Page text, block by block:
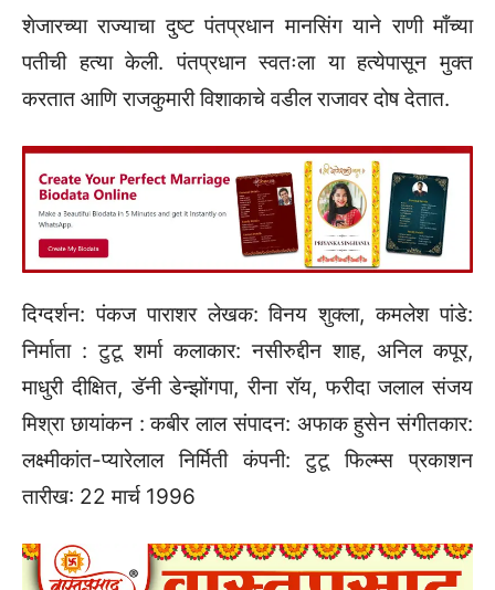
शेजारच्या राज्याचा दुष्ट पंतप्रधान मानसिंग याने राणी माँच्या
पतीची हत्या केली. पंतप्रधान स्वतःला या हत्येपासून मुक्त
करतात आणि राजकुमारी विशाकाचे वडील राजावर दोष देतात.
दिग्दर्शन: पंकज पाराशर लेखक: विनय शुक्ला, कमलेश पांडे:
निर्माता : टुटू शर्मा कलाकार: नसीरुद्दीन शाह, अनिल कपूर,
माधुरी दीक्षित, डॅनी डेन्झोंगपा, रीना रॉय, फरीदा जलाल संजय
मिश्रा छायांकन : कबीर लाल संपादन: अफाक हुसेन संगीतकार:
लक्ष्मीकांत-प्यारेलाल निर्मिती कंपनी: टुटू फिल्म्स प्रकाशन
तारीख: 22 मार्च 1996